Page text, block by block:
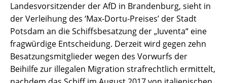
Landesvorsitzender der AfD in Brandenburg, sieht in
der Verleihung des ‘Max-Dortu-Preises’ der Stadt
Potsdam an die Schiffsbesatzung der „Iuventa“ eine
fragwürdige Entscheidung. Derzeit wird gegen zehn
Besatzungsmitglieder wegen des Vorwurfs der
Beihilfe zur illegalen Migration strafrechtlich ermittelt,